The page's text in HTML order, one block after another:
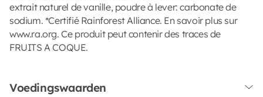
extrait naturel de vanille, poudre à lever: carbonate de
sodium. *Certifié Rainforest Alliance. En savoir plus sur
www.ra.org. Ce produit peut contenir des traces de
FRUITS A COQUE.
Voedingswaarden